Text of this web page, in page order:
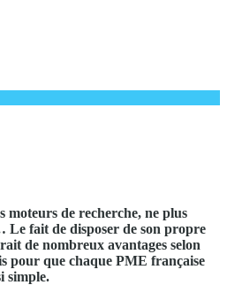
moteurs de recherche, ne plus
Le fait de disposer de son propre
de nombreux avantages selon
pour que chaque PME française
simple.